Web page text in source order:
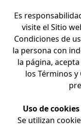
Es
visite el Sitio
Condiciones de
la persona con
la página,
los Términos
Uso de
Se utilizan